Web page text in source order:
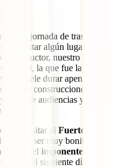
una jornada de traslados,
y visitar algún lugar de
conductor, nuestro
Sikri, la que fue la capital
suele durar apenas un
construcciones
salas de audiencias y, junto
visitar el Fuerte
de ser muy bonito,
vez, el imponente Taj
el siguiente día de tu